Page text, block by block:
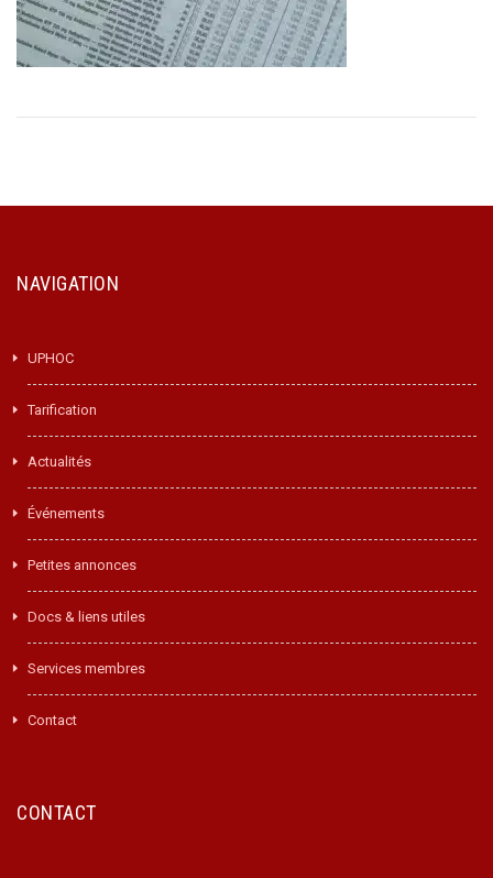
NAVIGATION
UPHOC
Tarification
Actualités
Événements
Petites annonces
Docs & liens utiles
Services membres
Contact
CONTACT